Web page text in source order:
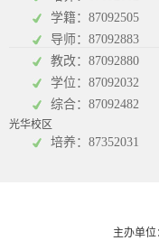
学籍：87092505
导师：87092883
教改：87092880
学位：87092032
综合：87092482
光华校区
培养：87352031
主办单